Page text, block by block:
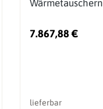
Wärmetauschern
7.867,88 €
lieferbar